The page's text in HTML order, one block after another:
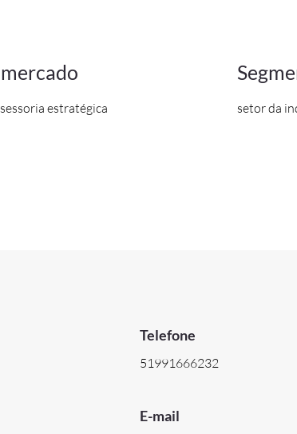
estratégica setor da
Telefone
51991666232
E-mail